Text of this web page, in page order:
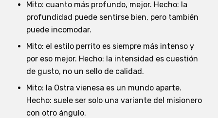
Mito: cuanto más profundo, mejor. Hecho: la
profundidad puede sentirse bien, pero también
puede incomodar.
Mito: el estilo perrito es siempre más intenso y
por eso mejor. Hecho: la intensidad es cuestión
de gusto, no un sello de calidad.
Mito: la Ostra vienesa es un mundo aparte.
Hecho: suele ser solo una variante del misionero
con otro ángulo.